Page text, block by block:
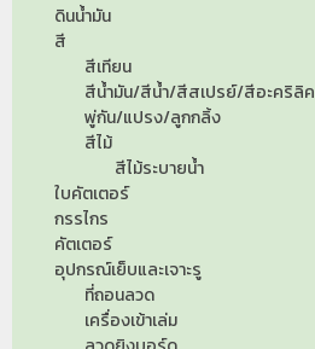
ดินน้ำมัน
สี
สีเทียน
สีน้ำมัน/สีน้ำ/สีสเปรย์/สีอะคริลิค
พู่กัน/แปรง/ลูกกลิ้ง
สีไม้
สีไม้ระบายน้ำ
ใบคัตเตอร์
กรรไกร
คัตเตอร์
อุปกรณ์เย็บและเจาะรู
ที่ถอนลวด
เครื่องเข้าเล่ม